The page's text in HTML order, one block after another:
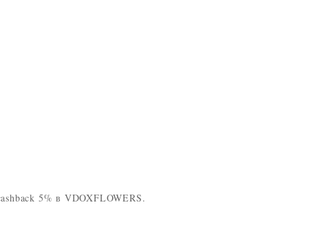
5% в VDOXFLOWERS.